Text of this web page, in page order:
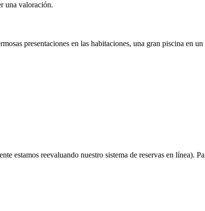
una valoración.
presentaciones en las habitaciones, una gran piscina en
estamos reevaluando nuestro sistema de reservas en línea).